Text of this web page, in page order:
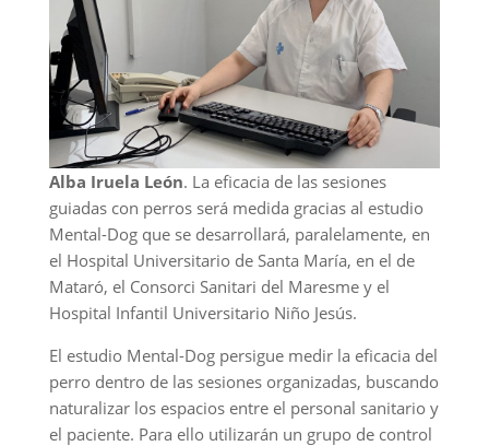
Alba Iruela León. La eficacia de las sesiones
guiadas con perros será medida gracias al estudio
Mental-Dog que se desarrollará, paralelamente, en
el Hospital Universitario de Santa María, en el de
Mataró, el Consorci Sanitari del Maresme y el
Hospital Infantil Universitario Niño Jesús.
El estudio Mental-Dog persigue medir la eficacia del
perro dentro de las sesiones organizadas, buscando
naturalizar los espacios entre el personal sanitario y
el paciente. Para ello utilizarán un grupo de control